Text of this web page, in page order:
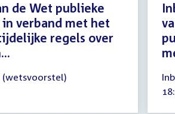
de Wet publieke
verband met het
regels over
(wetsvoorstel)